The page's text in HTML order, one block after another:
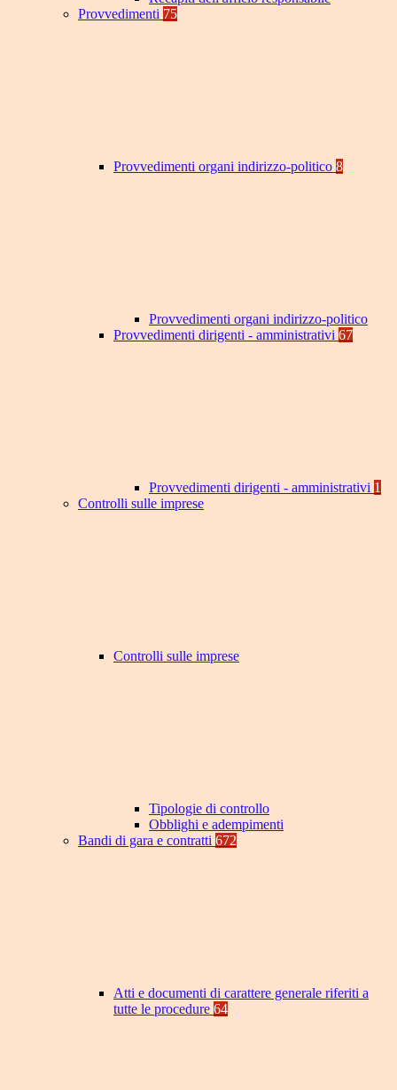
Provvedimenti 75
Provvedimenti organi indirizzo-politico 8
Provvedimenti organi indirizzo-politico
Provvedimenti dirigenti - amministrativi 67
Provvedimenti dirigenti - amministrativi 1
Controlli sulle imprese
Controlli sulle imprese
Tipologie di controllo
Obblighi e adempimenti
Bandi di gara e contratti 672
Atti e documenti di carattere generale riferiti a
tutte le procedure 64